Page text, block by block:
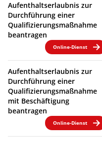
Aufenthaltserlaubnis zur
Durchführung einer
Qualifizierungsmaßnahme
beantragen
Online-Dienst
Aufenthaltserlaubnis zur
Durchführung einer
Qualifizierungsmaßnahme
mit Beschäftigung
beantragen
Online-Dienst